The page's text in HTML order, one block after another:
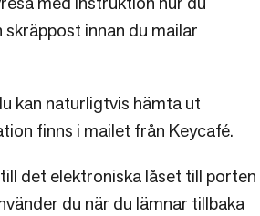
innan du mailar
kan naturligtvis hämta ut
finns i mailet från Keycafé.
det elektroniska låset till porten
du när du lämnar tillbaka